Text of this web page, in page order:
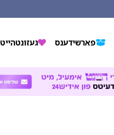
פארשידענס געזונטהייט